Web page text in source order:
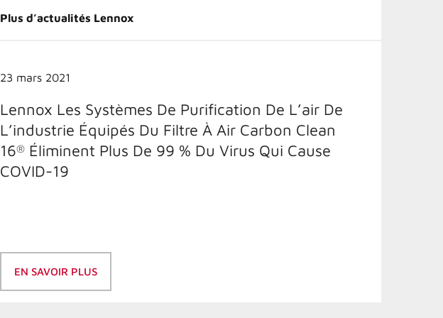
Plus d’actualités Lennox
23 mars 2021
Lennox Les Systèmes De Purification De L’air De
L’industrie Équipés Du Filtre À Air Carbon Clean
16®Éliminent Plus De 99 % Du Virus Qui Cause
COVID-19
EN SAVOIR PLUS